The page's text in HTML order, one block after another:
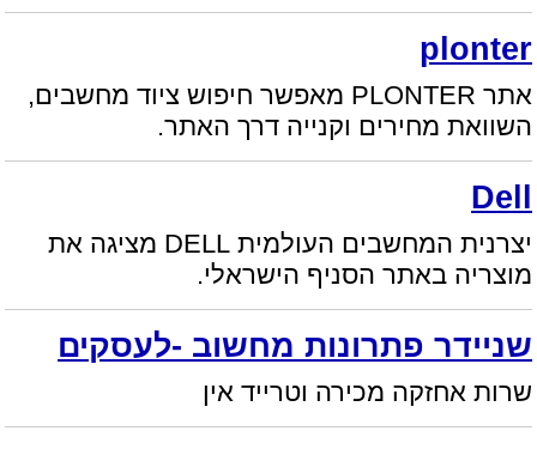
plonter
אתר PLONTER מאפשר חיפוש ציוד מחשבים,
השוואת מחירים וקנייה דרך האתר.
Dell
יצרנית המחשבים העולמית DELL מציגה את
מוצריה באתר הסניף הישראלי.
שניידר פתרונות מחשוב -לעסקים
שרות אחזקה מכירה וטרייד אין